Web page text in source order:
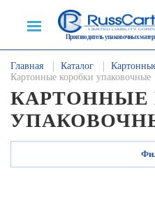
Производитель упаковочных
Главная Каталог
Картонные коробки упаковочные
КАРТОННЫЕ